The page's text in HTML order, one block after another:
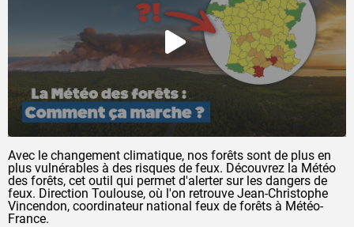
Avec le changement climatique, nos forêts sont de plus en
plus vulnérables à des risques de feux. Découvrez la Météo
des forêts, cet outil qui permet d'alerter sur les dangers de
feux. Direction Toulouse, où l'on retrouve Jean-Christophe
Vincendon, coordinateur national feux de forêts à Météo-
France.